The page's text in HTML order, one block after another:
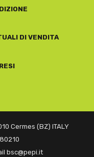
DI VENDITA
Cermes (BZ) ITALY
bsc@pepi.it